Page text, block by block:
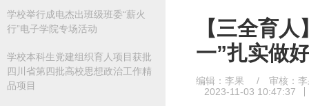
学校举行成电杰出班级班委“薪火
行”电子学院专场活动
学校本科生党建组织育人项目获批
四川省第四批高校思想政治工作精
品项目
【三全育
一”扎实做
编辑：李果 / 审核：
2023-11-03 10:47:37